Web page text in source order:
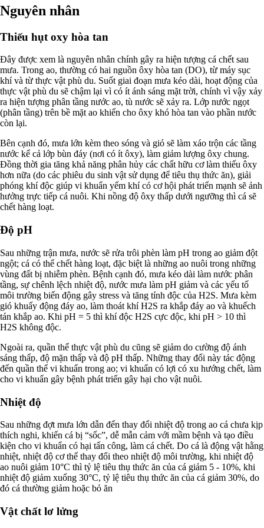
Nguyên nhân
Thiếu hụt oxy hòa tan
Đây được xem là nguyên nhân chính gây ra hiện tượng cá chết sau
mưa. Trong ao, thường có hai nguồn ôxy hòa tan (DO), từ máy sục
khí và từ thực vật phù du. Suốt giai đoạn mưa kéo dài, hoạt động của
thực vật phù du sẽ chậm lại vì có ít ánh sáng mặt trời, chính vì vậy xảy
ra hiện tượng phân tầng nước ao, tù nước sẽ xảy ra. Lớp nước ngọt
(phân tầng) trên bề mặt ao khiến cho ôxy khó hòa tan vào phần nước
còn lại.
Bên cạnh đó, mưa lớn kèm theo sóng và gió sẽ làm xáo trộn các tầng
nước kể cả lớp bùn đáy (nơi có ít ôxy), làm giảm lượng ôxy chung.
Đồng thời gia tăng khả năng phân hủy các chất hữu cơ làm thiếu ôxy
hơn nữa (do các phiêu du sinh vật sử dụng để tiêu thụ thức ăn), giải
phóng khí độc giúp vi khuẩn yếm khí có cơ hội phát triển mạnh sẽ ảnh
hưởng trực tiếp cá nuôi. Khi nồng độ ôxy thấp dưới ngưỡng thì cá sẽ
chết hàng loạt.
Độ pH
Sau những trận mưa, nước sẽ rửa trôi phèn làm pH trong ao giảm đột
ngột; cá có thể chết hàng loạt, đặc biệt là những ao nuôi trong những
vùng đất bị nhiễm phèn. Bệnh cạnh đó, mưa kéo dài làm nước phân
tầng, sự chênh lệch nhiệt độ, nước mưa làm pH giảm và các yếu tố
môi trường biến động gây stress và tăng tính độc của H2S. Mưa kèm
gió khuấy động đáy ao, làm thoát khí H2S ra khắp đáy ao và khuếch
tán khắp ao. Khi pH = 5 thì khí độc H2S cực độc, khi pH > 10 thì
H2S không độc.
Ngoài ra, quần thể thực vật phù du cũng sẽ giảm do cường độ ánh
sáng thấp, độ mặn thấp và độ pH thấp. Những thay đổi này tác động
đến quần thể vi khuẩn trong ao; vi khuẩn có lợi có xu hướng chết, làm
cho vi khuẩn gây bệnh phát triển gây hại cho vật nuôi.
Nhiệt độ
Sau những đợt mưa lớn dẫn đến thay đổi nhiệt độ trong ao cá chưa kịp
thích nghi, khiến cá bị “sốc”, dễ mẫn cảm với mầm bệnh và tạo điều
kiện cho vi khuẩn có hại tấn công, làm cá chết. Do cá là động vật hằng
nhiệt, nhiệt độ cơ thể thay đổi theo nhiệt độ môi trường, khi nhiệt độ
ao nuôi giảm 10°C thì tỷ lệ tiêu thụ thức ăn của cá giảm 5 - 10%, khi
nhiệt độ giảm xuống 30°C, tỷ lệ tiêu thụ thức ăn của cá giảm 30%, do
đó cá thường giảm hoặc bỏ ăn
Vật chất lơ lửng